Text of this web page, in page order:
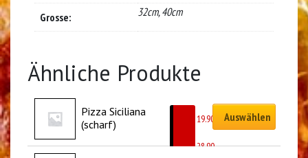
Grosse: 32cm, 40cm
Ähnliche Produkte
Pizza Siciliana
(scharf)
19.90
CHF28.90
Auswählen